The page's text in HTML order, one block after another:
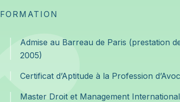
FORMATION
Admise au Barreau de Paris (prestation
2005)
Certificat d’Aptitude à la Profession
Master Droit et Management